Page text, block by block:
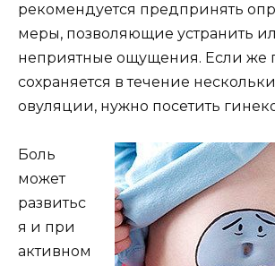
рекомендуется предпринять
меры, позволяющие устранить
неприятные ощущения. Если же
сохраняется в течение
овуляции, нужно посетить
Боль
может
развитьс
я и при
активном